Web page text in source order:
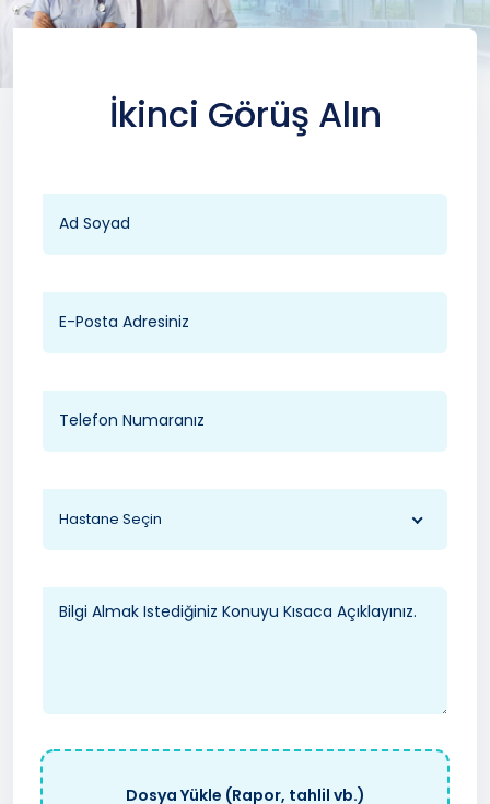
İkinci Görüş Alın
Hastane Seçin
Dosya Yükle (Rapor, tahlil vb.)